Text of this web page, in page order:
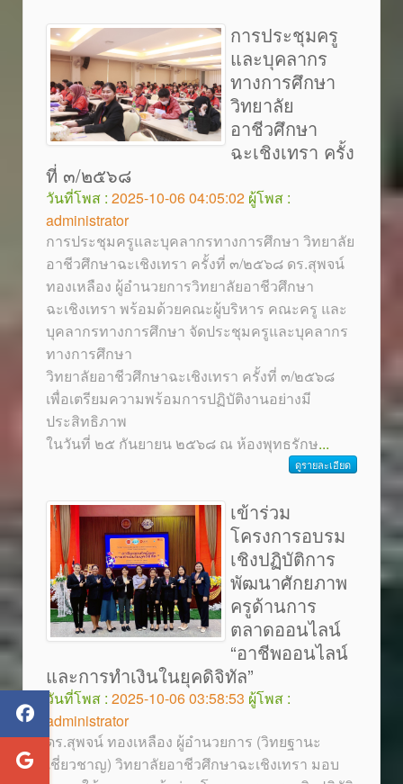
การประชุมครู
และบุคลากร
ทางการศึกษา
วิทยาลัย
อาชีวศึกษา
ฉะเชิงเทรา ครั้ง
ที่ ๓/๒๕๖๘
วันที่โพส : 2025-10-06 04:05:02 ผู้โพส :
administrator
การประชุมครูและบุคลากรทางการศึกษา วิทยาลัย
อาชีวศึกษาฉะเชิงเทรา ครั้งที่ ๓/๒๕๖๘ ดร.สุพจน์
ทองเหลือง ผู้อำนวยการวิทยาลัยอาชีวศึกษา
ฉะเชิงเทรา พร้อมด้วยคณะผู้บริหาร คณะครู และ
บุคลากรทางการศึกษา จัดประชุมครูและบุคลากร
ทางการศึกษา
วิทยาลัยอาชีวศึกษาฉะเชิงเทรา ครั้งที่ ๓/๒๕๖๘
เพื่อเตรียมความพร้อมการปฏิบัติงานอย่างมี
ประสิทธิภาพ
ในวันที่ ๒๕ กันยายน ๒๕๖๘ ณ ห้องพุทธรักษ...
ดูรายละเอียด
เข้าร่วม
โครงการอบรม
เชิงปฏิบัติการ
พัฒนาศักยภาพ
ครูด้านการ
ตลาดออนไลน์
“อาชีพออนไลน์
และการทำเงินในยุคดิจิทัล”
วันที่โพส : 2025-10-06 03:58:53 ผู้โพส :
administrator
ดร.สุพจน์ ทองเหลือง ผู้อำนวยการ (วิทยฐานะ
เชี่ยวชาญ) วิทยาลัยอาชีวศึกษาฉะเชิงเทรา มอบ